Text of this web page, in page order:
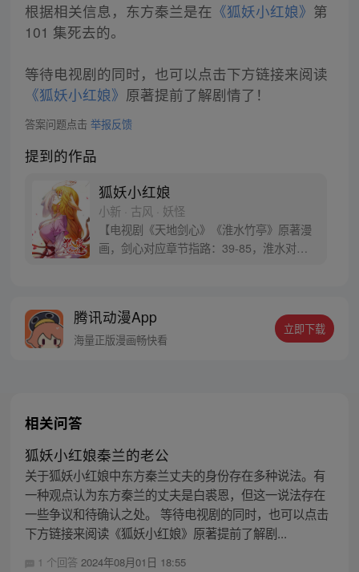
根据相关信息，东方秦兰是在 《狐妖小红娘》 第
101 集死去的。
等待电视剧的同时，也可以点击下方链接来阅读
《狐妖小红娘》 原著提前了解剧情了！
答案问题点击 举报反馈
提到的作品
狐妖小红娘
小新 · 古风 · 妖怪
【电视剧《天地剑心》《淮水竹亭》原著漫
画，剑心对应章节指路：39-85，淮水对应
腾讯动漫App
海量正版漫画畅快看
立即下载
相关问答
狐妖小红娘秦兰的老公
关于狐妖小红娘中东方秦兰丈夫的身份存在多种说法。有
一种观点认为东方秦兰的丈夫是白裘恩，但这一说法存在
一些争议和待确认之处。 等待电视剧的同时，也可以点击
下方链接来阅读《狐妖小红娘》原著提前了解剧...
1 个回答 2024年08月01日 18:55